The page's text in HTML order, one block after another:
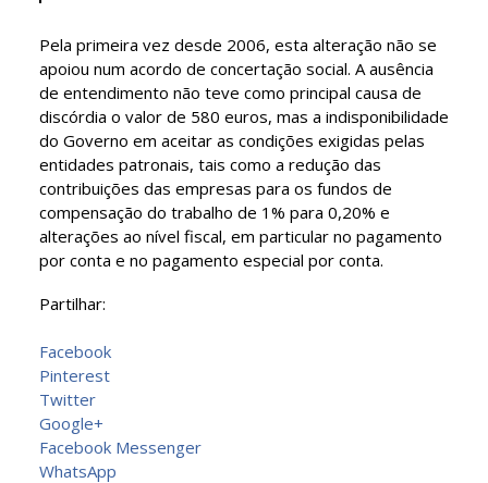
Pela primeira vez desde 2006, esta alteração não se
apoiou num acordo de concertação social. A ausência
de entendimento não teve como principal causa de
discórdia o valor de 580 euros, mas a indisponibilidade
do Governo em aceitar as condições exigidas pelas
entidades patronais, tais como a redução das
contribuições das empresas para os fundos de
compensação do trabalho de 1% para 0,20% e
alterações ao nível fiscal, em particular no pagamento
por conta e no pagamento especial por conta.
Partilhar:
Facebook
Pinterest
Twitter
Google+
Facebook Messenger
WhatsApp